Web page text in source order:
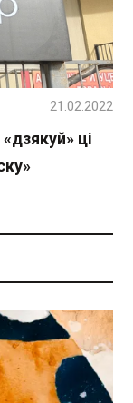
ці
21.02.2022